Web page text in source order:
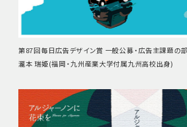
第87回毎日広告デザイン賞 一般公募・広告主課題の部
瀧本 瑞姫(福岡・九州産業大学付属九州高校出身)